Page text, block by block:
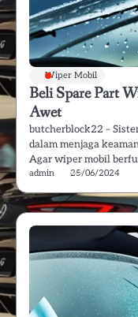
Wiper Mobil
Beli Spare Part
Awet
butcherblock22 –
dalam menjaga
Agar wiper mobil
admin 25/06/2024